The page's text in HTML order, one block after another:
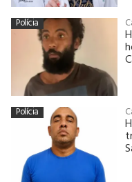
Polícia
Polícia